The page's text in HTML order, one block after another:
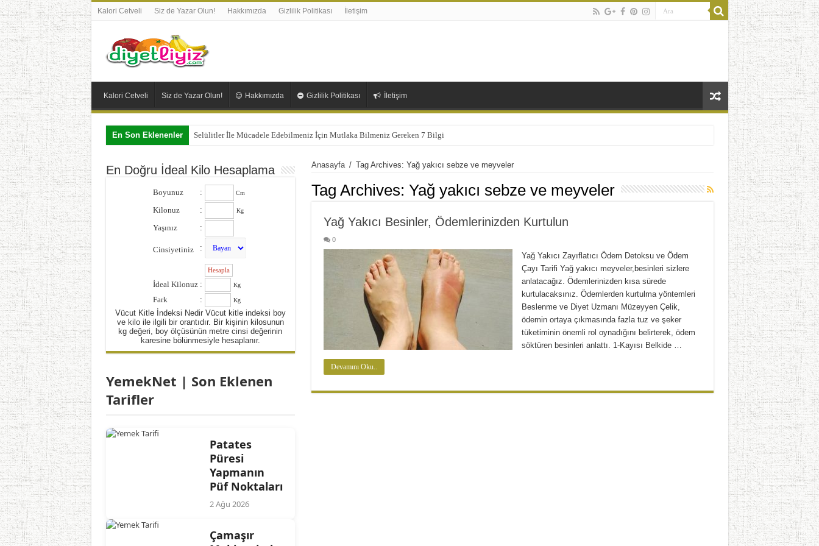
Kalori Cetveli Siz de Yazar Olun! Hakkımızda Gizlilik Politikası İletişim
Kalori Cetveli Siz de Yazar Olun! Hakkımızda Gizlilik Politikası İletişim
En Son Eklenenler Selülitler İle Mücadele Edebilmeniz İçin Mutlaka Bilmeniz Gereken 7 Bilgi
Anasayfa / Tag Archives: Yağ yakıcı sebze ve meyveler
Tag Archives: Yağ yakıcı sebze ve meyveler
Yağ Yakıcı Besinler, Ödemlerinizden Kurtulun
0
Yağ Yakıcı Zayıflatıcı Ödem Detoksu ve Ödem
Çayı Tarifi Yağ yakıcı meyveler,besinleri sizlere
anlatacağız. Ödemlerinizden kısa sürede
kurtulacaksınız. Ödemlerden kurtulma yöntemleri
Beslenme ve Diyet Uzmanı Müzeyyen Çelik,
ödemin ortaya çıkmasında fazla tuz ve şeker
tüketiminin önemli rol oynadığını belirterek, ödem
söktüren besinleri anlattı. 1-Kayısı Belkide …
Devamını Oku..
En Doğru İdeal Kilo Hesaplama
Boyunuz : Cm
Kilonuz : Kg
Yaşınız :
Cinsiyetiniz :
İdeal Kilonuz : Kg
Fark : Kg
Vücut Kitle İndeksi Nedir Vücut kitle indeksi boy
ve kilo ile ilgili bir orantıdır. Bir kişinin kilosunun
kg değeri, boy ölçüsünün metre cinsi değerinin
karesine bölünmesiyle hesaplanır.
YemekNet | Son Eklenen
Tarifler
Patates
Püresi
Yapmanın
Püf Noktaları
2 Ağu 2026
Çamaşır